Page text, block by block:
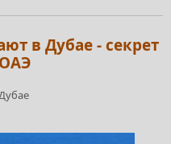
в Дубае - секрет